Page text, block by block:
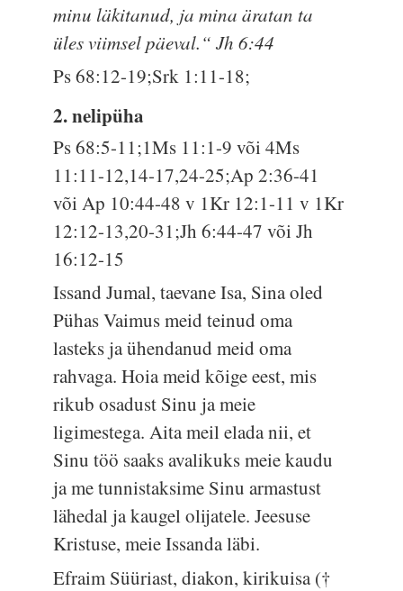
minu läkitanud, ja mina äratan ta
üles viimsel päeval.“ Jh 6:44
Ps 68:12-19;Srk 1:11-18;
2. nelipüha
Ps 68:5-11;1Ms 11:1-9 või 4Ms
11:11-12,14-17,24-25;Ap 2:36-41
või Ap 10:44-48 v 1Kr 12:1-11 v 1Kr
12:12-13,20-31;Jh 6:44-47 või Jh
16:12-15
Issand Jumal, taevane Isa, Sina oled
Pühas Vaimus meid teinud oma
lasteks ja ühendanud meid oma
rahvaga. Hoia meid kõige eest, mis
rikub osadust Sinu ja meie
ligimestega. Aita meil elada nii, et
Sinu töö saaks avalikuks meie kaudu
ja me tunnistaksime Sinu armastust
lähedal ja kaugel olijatele. Jeesuse
Kristuse, meie Issanda läbi.
Efraim Süüriast, diakon, kirikuisa (†